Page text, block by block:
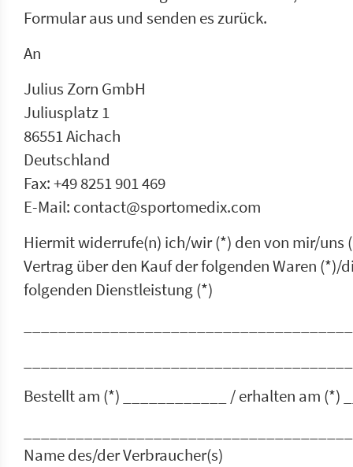
Formular aus und senden es zurück.
An
Julius Zorn GmbH
Juliusplatz 1
86551 Aichach
Deutschland
Fax: +49 8251 901 469
E-Mail: contact@sportomedix.com
Hiermit widerrufe(n) ich/wir (*) den von mir/uns
Vertrag über den Kauf der folgenden Waren (*)/
folgenden Dienstleistung (*)
Bestellt am (*) ____________ / erhalten am (*)
Name des/der Verbraucher(s)